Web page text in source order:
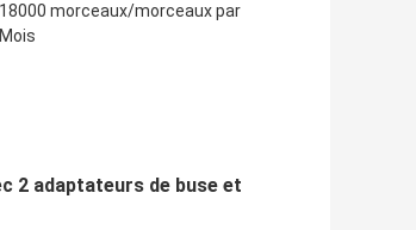
18000 morceaux/morceaux par
Mois
2 adaptateurs de buse et